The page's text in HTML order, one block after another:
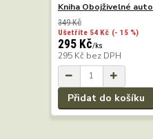
Kniha Obojživelné
349 Kč
Ušetříte 54 Kč (- 15 %)
295 Kč/ks
295 Kč bez DPH
Přidat do košíku